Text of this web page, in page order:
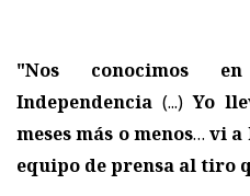
"Nos conocimos
Independencia (...)Yo
meses más o menos… vi a
equipo de prensa al tiro